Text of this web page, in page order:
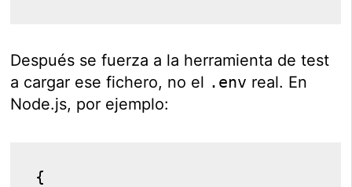
Después se fuerza a la herramienta de test
a cargar ese fichero, no el .env real. En
Node.js, por ejemplo:
{